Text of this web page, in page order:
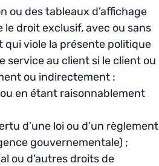
ou des tableaux d’affichage
le droit exclusif, avec ou sans
qui viole la présente politique
service au client si le client ou
ou indirectement :
en étant raisonnablement
d’une loi ou d’un règlement
gouvernementale) ;
ou d’autres droits de